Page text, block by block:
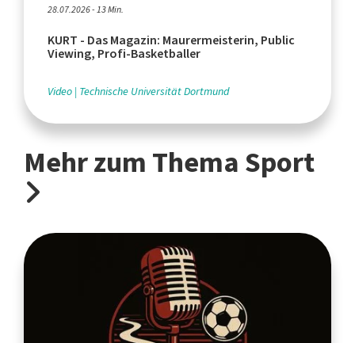
28.07.2026 - 13 Min.
KURT - Das Magazin: Maurermeisterin, Public
Viewing, Profi-Basketballer
Video Technische Universität Dortmund
Mehr zum Thema Sport